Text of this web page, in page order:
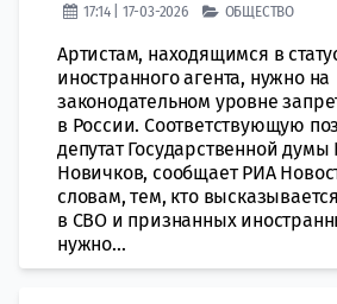
17:14 | 17-03-2026 ОБЩЕСТВО
Артистам, находящимся в
иностранного агента, нужно на
законодательном уровне
в России. Соответствующую
депутат Государственной
Новичков, сообщает РИА
словам, тем, кто
в СВО и признанных
нужно...